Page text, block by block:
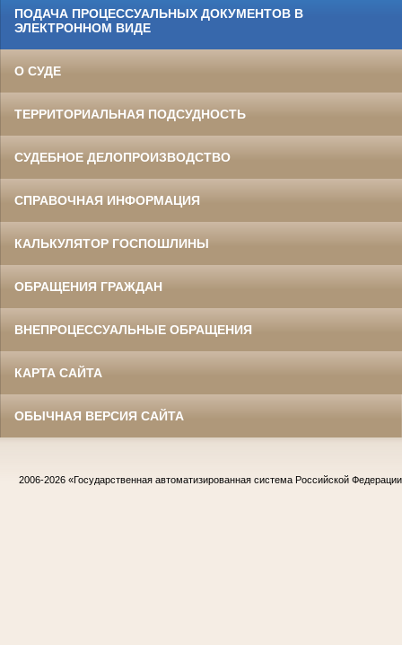
ПОДАЧА ПРОЦЕССУАЛЬНЫХ ДОКУМЕНТОВ В
ЭЛЕКТРОННОМ ВИДЕ
О СУДЕ
ТЕРРИТОРИАЛЬНАЯ ПОДСУДНОСТЬ
СУДЕБНОЕ ДЕЛОПРОИЗВОДСТВО
СПРАВОЧНАЯ ИНФОРМАЦИЯ
КАЛЬКУЛЯТОР ГОСПОШЛИНЫ
ОБРАЩЕНИЯ ГРАЖДАН
ВНЕПРОЦЕССУАЛЬНЫЕ ОБРАЩЕНИЯ
КАРТА САЙТА
ОБЫЧНАЯ ВЕРСИЯ САЙТА
2006-2026 «Государственная автоматизированная система Российской